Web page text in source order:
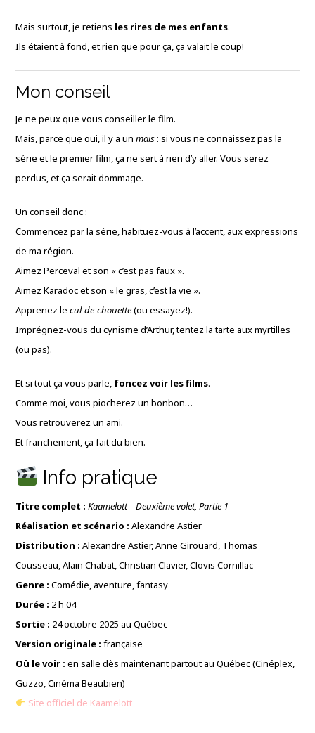
Mais surtout, je retiens les rires de mes enfants.
Ils étaient à fond, et rien que pour ça, ça valait le coup!
Mon conseil
Je ne peux que vous conseiller le film.
Mais, parce que oui, il y a unmais: si vous ne connaissez pas la
série et le premier film, ça ne sert à rien d’y aller. Vous serez
perdus, et ça serait dommage.
Un conseil donc :
Commencez par la série, habituez-vous à l’accent, aux expressions
de ma région.
Aimez Perceval et son « c’est pas faux ».
Aimez Karadoc et son « le gras, c’est la vie ».
Apprenez lecul-de-chouette(ou essayez!).
Imprégnez-vous du cynisme d’Arthur, tentez la tarte aux myrtilles
(ou pas).
Et si tout ça vous parle, foncez voir les films.
Comme moi, vous piocherez un bonbon…
Vous retrouverez un ami.
Et franchement, ça fait du bien.
Info pratique
Titre complet : Kaamelott – Deuxième volet, Partie 1
Réalisation et scénario : Alexandre Astier
Distribution : Alexandre Astier, Anne Girouard, Thomas
Cousseau, Alain Chabat, Christian Clavier, Clovis Cornillac
Genre : Comédie, aventure, fantasy
Durée : 2 h 04
Sortie : 24 octobre 2025 au Québec
Version originale : française
Où le voir : en salle dès maintenant partout au Québec (Cinéplex,
Guzzo, Cinéma Beaubien)
Site officiel de Kaamelott